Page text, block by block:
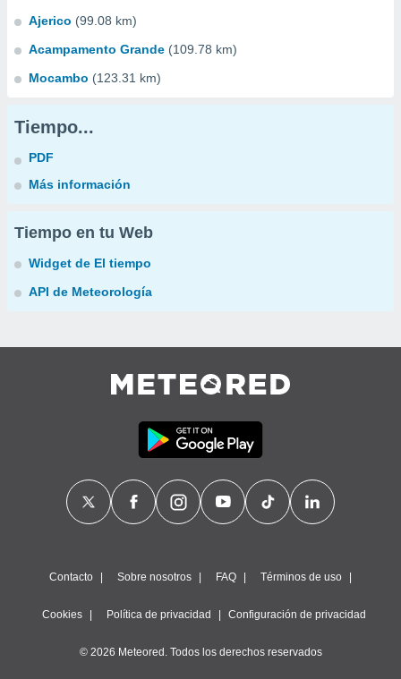
Ajerico (99.08 km)
Acampamento Grande (109.78 km)
Mocambo (123.31 km)
Tiempo...
PDF
Más información
Tiempo en tu Web
Widget de El tiempo
API de Meteorología
Contacto Sobre nosotros FAQ Términos de uso
Cookies Política de privacidad Configuración de privacidad
© 2026 Meteored. Todos los derechos reservados